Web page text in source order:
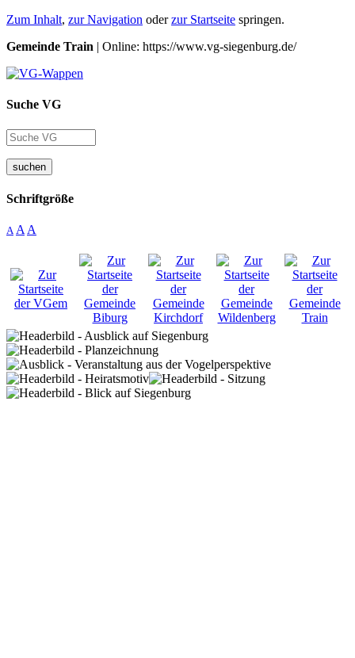
Zum Inhalt, zur Navigation oderzur Startseite springen.
Gemeinde Train | Online: https://www.vg-siegenburg.de/
Suche VG
suchen
Schriftgröße
A A A